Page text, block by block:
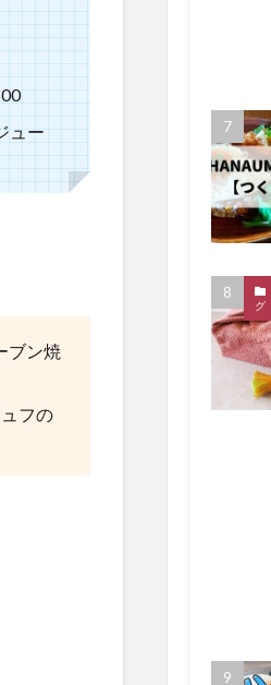
ュー
ブン焼
フの
グ